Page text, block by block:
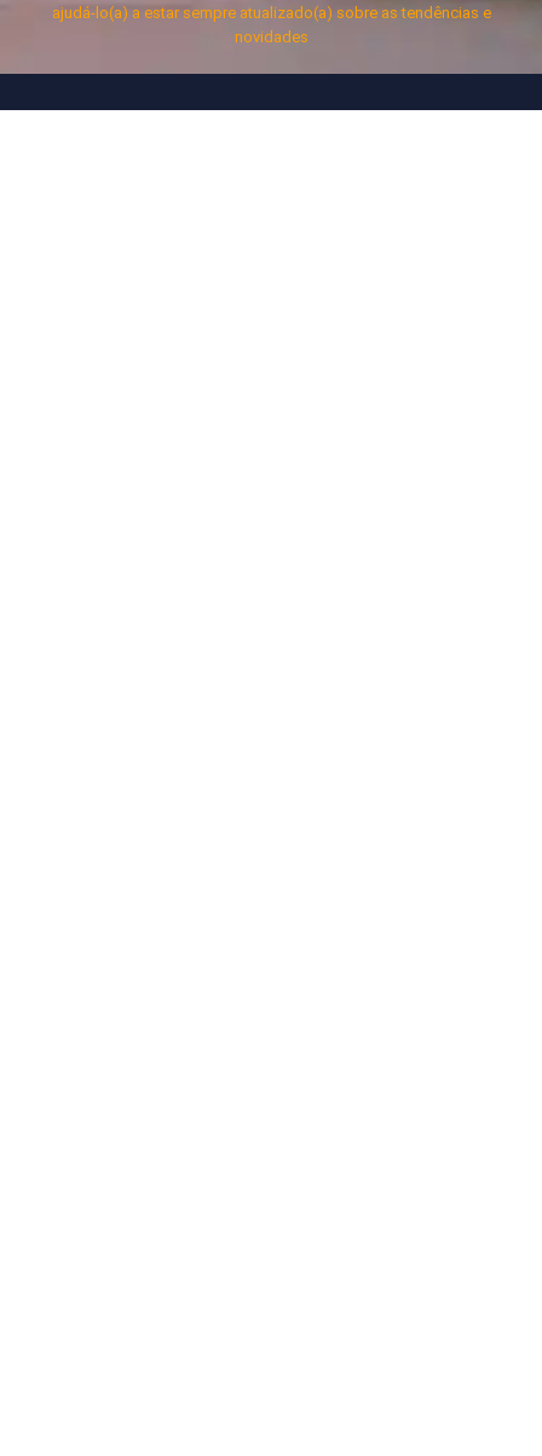
ajudá-lo(a) a estar sempre atualizado(a) sobre as tendências e
novidades